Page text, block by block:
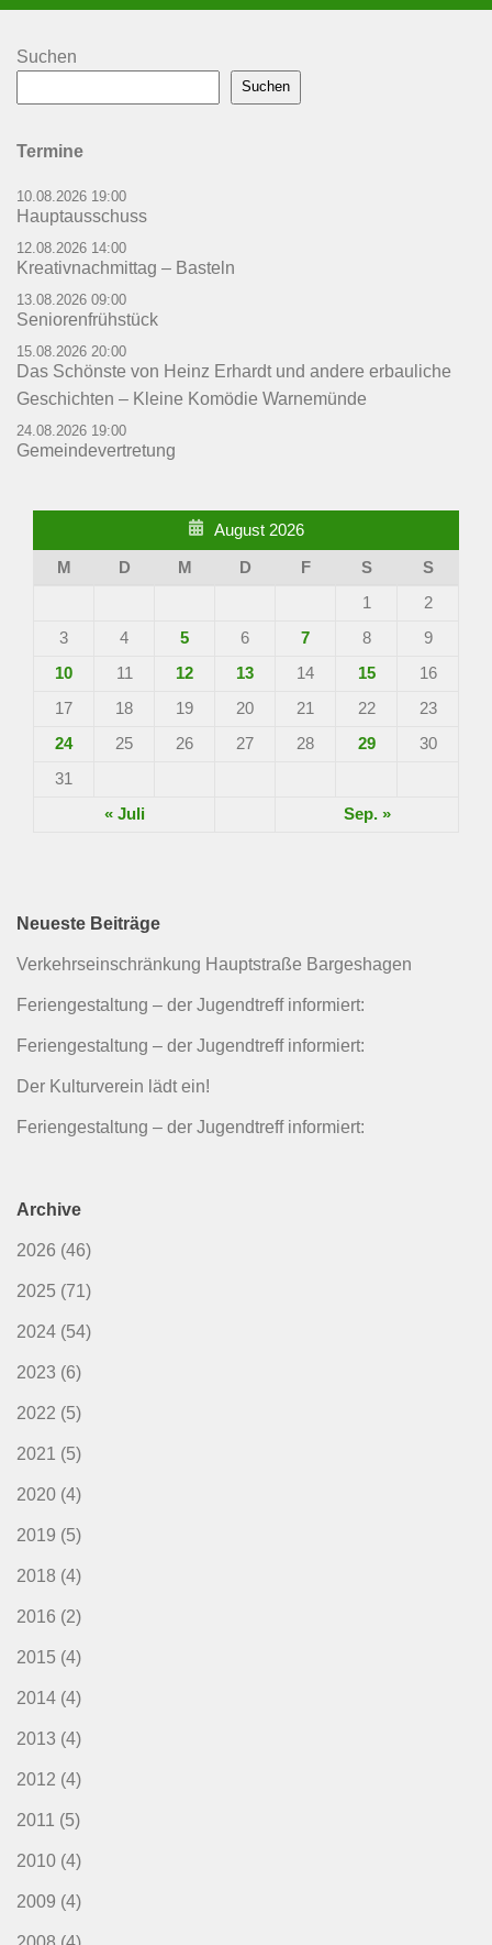
Suchen
Suchen
Termine
10.08.2026 19:00
Hauptausschuss
12.08.2026 14:00
Kreativnachmittag – Basteln
13.08.2026 09:00
Seniorenfrühstück
15.08.2026 20:00
Das Schönste von Heinz Erhardt und andere erbauliche
Geschichten – Kleine Komödie Warnemünde
24.08.2026 19:00
Gemeindevertretung
August 2026
M D M D F S
S
1
2
3
4 5 6 7 8
9
10
11 12 13 14 15
16
17
18 19 20 21 22
23
24
25 26 27 28 29
30
31
« Juli
Sep. »
Neueste Beiträge
Verkehrseinschränkung Hauptstraße Bargeshagen
Feriengestaltung – der Jugendtreff informiert:
Feriengestaltung – der Jugendtreff informiert:
Der Kulturverein lädt ein!
Feriengestaltung – der Jugendtreff informiert:
Archive
2026 (46)
2025 (71)
2024 (54)
2023 (6)
2022 (5)
2021 (5)
2020 (4)
2019 (5)
2018 (4)
2016 (2)
2015 (4)
2014 (4)
2013 (4)
2012 (4)
2011 (5)
2010 (4)
2009 (4)